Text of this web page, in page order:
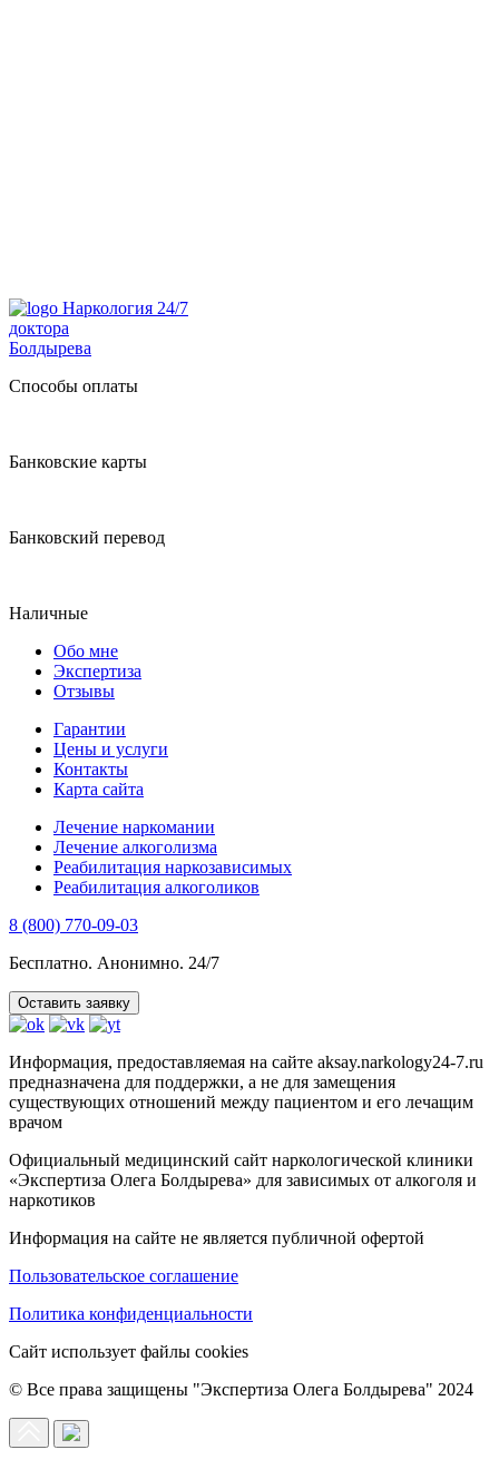
Наркология 24/7
доктора
Болдырева
Способы оплаты
Банковские карты
Банковский перевод
Наличные
Обо мне
Экспертиза
Отзывы
Гарантии
Цены и услуги
Контакты
Карта сайта
Лечение наркомании
Лечение алкоголизма
Реабилитация наркозависимых
Реабилитация алкоголиков
8 (800) 770-09-03
Бесплатно. Анонимно. 24/7
Оставить заявку
Информация, предоставляемая на сайте aksay.narkology24-7.ru
предназначена для поддержки, а не для замещения
существующих отношений между пациентом и его лечащим
врачом
Официальный медицинский сайт наркологической клиники
«Экспертиза Олега Болдырева» для зависимых от алкоголя и
наркотиков
Информация на сайте не является публичной офертой
Пользовательское соглашение
Политика конфиденциальности
Сайт использует файлы cookies
© Все права защищены "Экспертиза Олега Болдырева" 2024